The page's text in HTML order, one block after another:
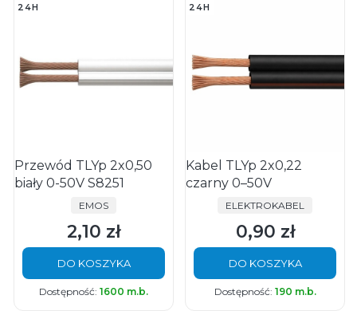
24H
Przewód TLYp 2x0,50
biały 0-50V S8251
PRODUCENT
EMOS
Cena
2,10 zł
DO KOSZYKA
Dostępność: 1600 m.b.
24H
Kabel TLYp 2x0,22
czarny 0–50V
PRODUCENT
ELEKTROKABEL
Cena
0,90 zł
DO KOSZYKA
Dostępność: 190 m.b.